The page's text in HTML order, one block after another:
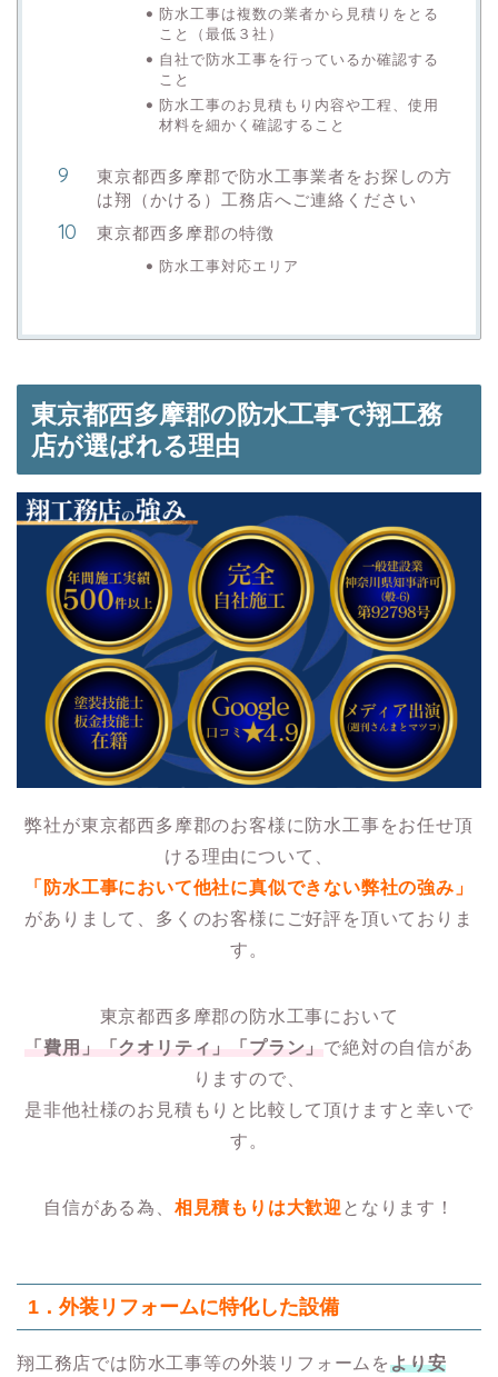
防水工事は複数の業者から見積りをとる
こと（最低３社）
自社で防水工事を行っているか確認する
こと
防水工事のお見積もり内容や工程、使用
材料を細かく確認すること
東京都西多摩郡で防水工事業者をお探しの方
は翔（かける）工務店へご連絡ください
東京都西多摩郡の特徴
防水工事対応エリア
東京都西多摩郡の防水工事で翔工務
店が選ばれる理由
弊社が東京都西多摩郡のお客様に防水工事をお任せ頂
ける理由について、
「 防水工事において他社に真似できない弊社の強み」
がありまして、多くのお客様にご好評を頂いておりま
す。
東京都西多摩郡の防水工事において
「費用」「クオリティ」「プラン」 で絶対の自信があ
りますので、
是非他社様のお見積もりと比較して頂けますと幸いで
す。
自信がある為、 相見積もりは大歓迎 となります！
1． 外装リフォームに特化した設備
翔工務店では防水工事等の外装リフォームをより安